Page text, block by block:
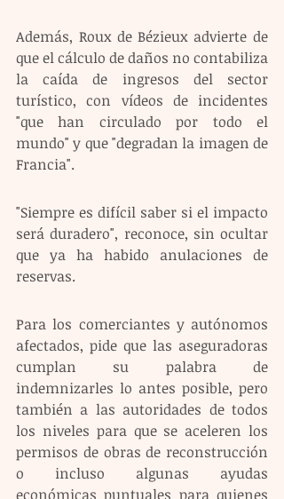
Además, Roux de Bézieux advierte de
que el cálculo de daños no contabiliza
la caída de ingresos del sector
turístico, con vídeos de incidentes
"que han circulado por todo el
mundo" y que "degradan la imagen de
Francia".
"Siempre es difícil saber si el impacto
será duradero", reconoce, sin ocultar
que ya ha habido anulaciones de
reservas.
Para los comerciantes y autónomos
afectados, pide que las aseguradoras
cumplan su palabra de
indemnizarles lo antes posible, pero
también a las autoridades de todos
los niveles para que se aceleren los
permisos de obras de reconstrucción
o incluso algunas ayudas
económicas puntuales para quienes